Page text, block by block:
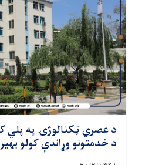
د عصري ټکنالوژۍ په پلي
د خدمتونو وړاندې کولو